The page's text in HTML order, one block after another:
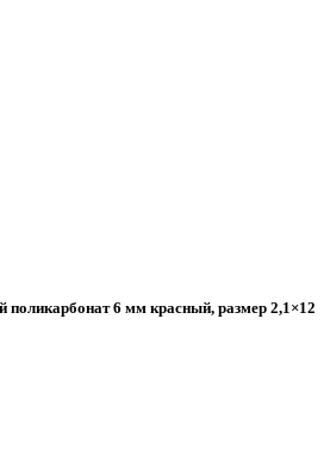
поликарбонат 6 мм красный, размер 2,1×12